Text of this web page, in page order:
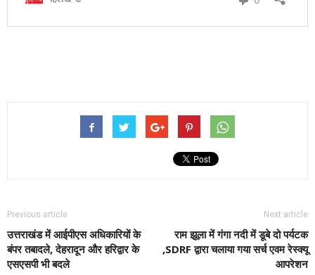
Previous article
उत्तराखंड में आईपीएस अधिकारियों के
बंपर तबादले, देहरादून और हरिद्वार के
एसएसपी भी बदले
Next article
राम झूला में गंगा नदी में डूबे दो पर्यटक
,SDRF द्वारा चलाया गया सर्च एवम रेस्क्यू
आपरेशन